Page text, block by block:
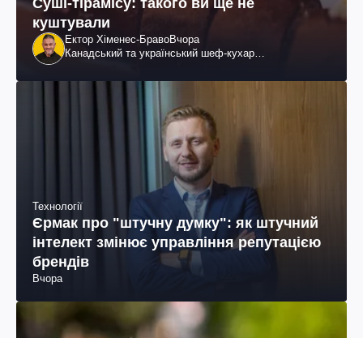
куштували
Ектор Хіменес-БравоВчора
Канадський та український шеф-кухар
Технології
Єрмак про "штучну думку": як штучний
інтелект змінює управління репутацією
брендів
Вчора